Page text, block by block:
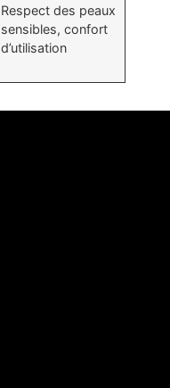
Respect des peaux
sensibles, confort
d’utilisation